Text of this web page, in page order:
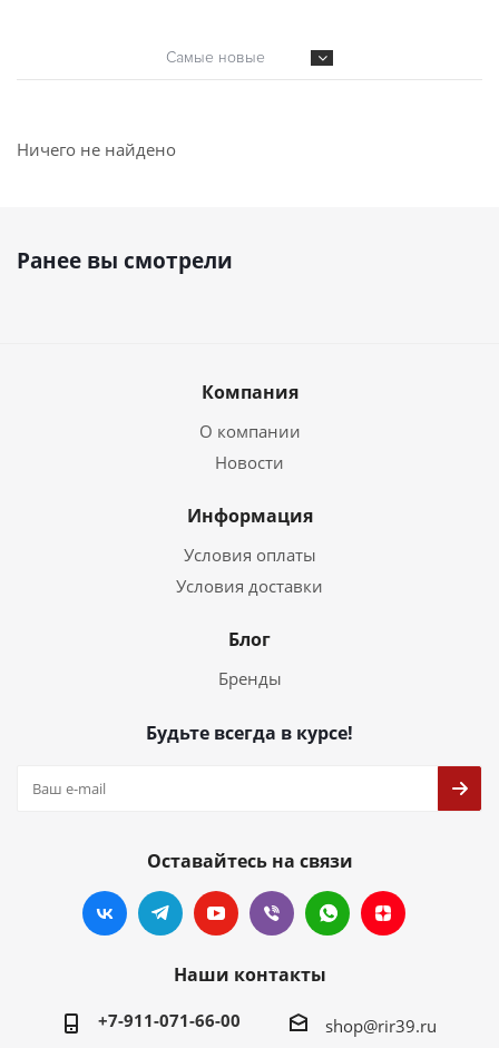
Самые новые
Ничего не найдено
Ранее вы смотрели
Компания
О компании
Новости
Информация
Условия оплаты
Условия доставки
Блог
Бренды
Будьте всегда в курсе!
Оставайтесь на связи
Наши контакты
+7-911-071-66-00 shop@rir39.ru